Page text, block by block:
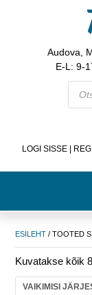
Audova,
E-L: 9-
LOGI SISSE |
ESILEHT / TOOTED
Kuvatakse kõik